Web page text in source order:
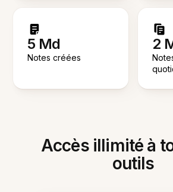
5 Md
Notes créées
2
Accès illimité à
outils